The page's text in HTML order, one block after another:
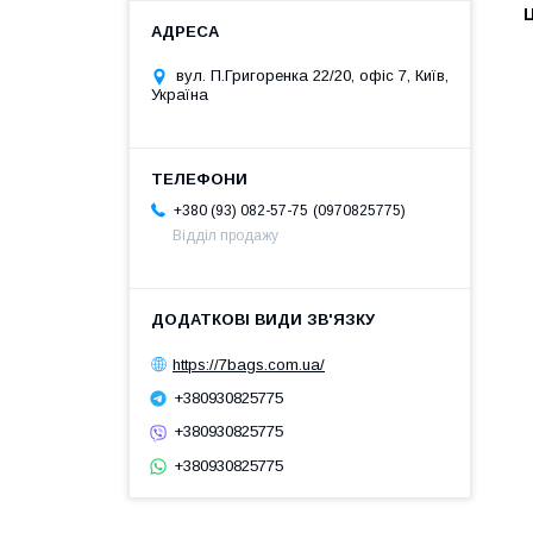
вул. П.Григоренка 22/20, офіс 7, Київ,
Україна
+380 (93) 082-57-75
0970825775
Відділ продажу
https://7bags.com.ua/
+380930825775
+380930825775
+380930825775